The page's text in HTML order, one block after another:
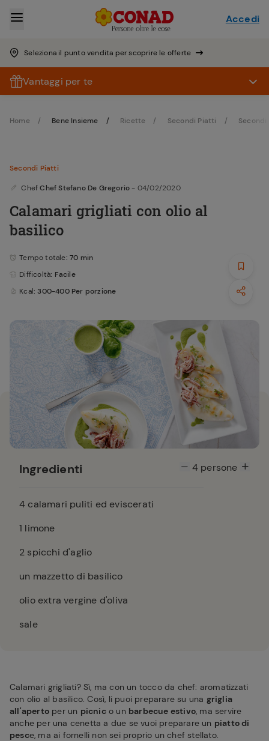
Seleziona il punto vendita per scoprire le offerte
Accedi
Vantaggi per te
Home Bene Insieme Ricette Secondi Piatti
Secondi Piatti
Chef Chef Stefano De Gregorio - 04/02/2020
Calamari grigliati con olio al
basilico
Tempo totale: 70 min
Difficoltà: Facile
Kcal: 300-400 Per porzione
Ingredienti 4persone
4 calamari puliti ed eviscerati
1 limone
2 spicchi d'aglio
un mazzetto di basilico
olio extra vergine d'oliva
sale
Calamari grigliati? Sì, ma con un tocco da chef: aromatizzati
con olio al basilico. Così, li puoi preparare su una griglia
all'aperto per un picnico un barbecue estivo, ma servire
anche per una cenetta a due se vuoi preparare un piatto di
pesce, ma ai fornelli non sei proprio un chef stellato.